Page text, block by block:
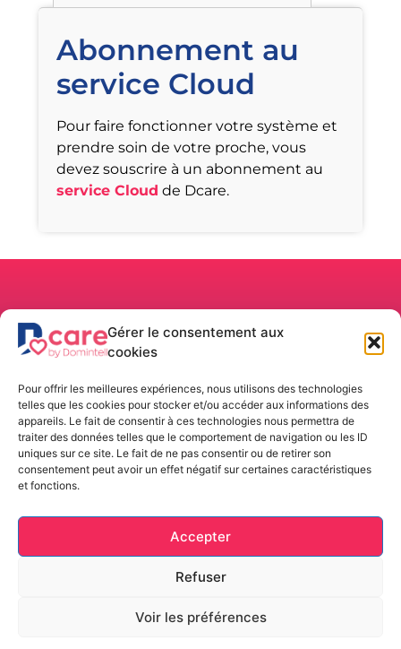
Gérer le consentement aux
cookies
Pour offrir les meilleures expériences, nous utilisons des technologies
telles que les cookies pour stocker et/ou accéder aux informations des
appareils. Le fait de consentir à ces technologies nous permettra de
traiter des données telles que le comportement de navigation ou les ID
uniques sur ce site. Le fait de ne pas consentir ou de retirer son
consentement peut avoir un effet négatif sur certaines caractéristiques
et fonctions.
Accepter
Refuser
Voir les préférences
Abonnement au
service Cloud
Pour faire fonctionner votre système et
prendre soin de votre proche, vous
devez souscrire à un abonnement au
service Cloud de Dcare.
Belgium
Rue de la
1400 –
Nivelles
Belgique
+32 (0) 67
88 82 50
Location/Achat
Louer un Kit
Acheter un
Kit
Installation
Notre
solution
Fonctionnalités
Installation
Assistance
Contact
Langues